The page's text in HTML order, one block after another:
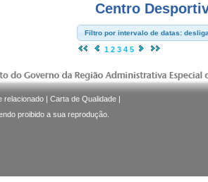
Centro
Filtro por intervalo de datas:
1 2 3 4 5
relacionado | Carta de Qualidade |
proibido a sua reprodução.